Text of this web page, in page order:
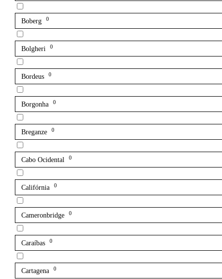
Boberg 0
Bolgheri 0
Bordeus 0
Borgonha 0
Breganze 0
Cabo Ocidental 0
Califórnia 0
Cameronbridge 0
Caraíbas 0
Cartagena 0